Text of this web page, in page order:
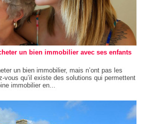
un bien immobilier avec ses enfants
un bien immobilier, mais n’ont pas les
vous qu’il existe des solutions qui permettent
immobilier en...